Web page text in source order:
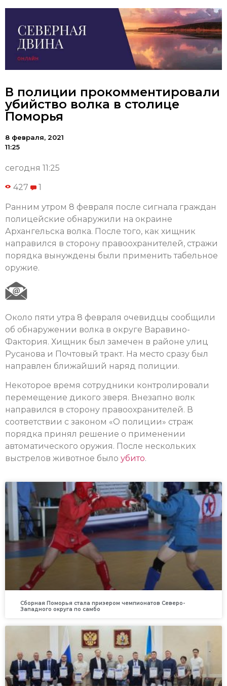
В полиции прокомментировали
убийство волка в столице
Поморья
8 февраля, 2021
11:25
сегодня 11:25
427 1
Ранним утром 8 февраля после сигнала граждан
полицейские обнаружили на окраине
Архангельска волка. После того, как хищник
направился в сторону правоохранителей, стражи
порядка вынуждены были применить табельное
оружие.
Около пяти утра 8 февраля очевидцы сообщили
об обнаружении волка в округе Варавино-
Фактория. Хищник был замечен в районе улиц
Русанова и Почтовый тракт. На место сразу был
направлен ближайший наряд полиции.
Некоторое время сотрудники контролировали
перемещение дикого зверя. Внезапно волк
направился в сторону правоохранителей. В
соответствии с законом «О полиции» страж
порядка принял решение о применении
автоматического оружия. После нескольких
выстрелов животное было убито.
Сборная Поморья стала призером чемпионатов Северо-
Западного округа по самбо